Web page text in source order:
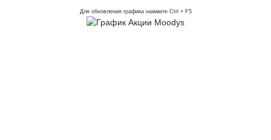
Для обновления графика нажмите Ctrl + F5